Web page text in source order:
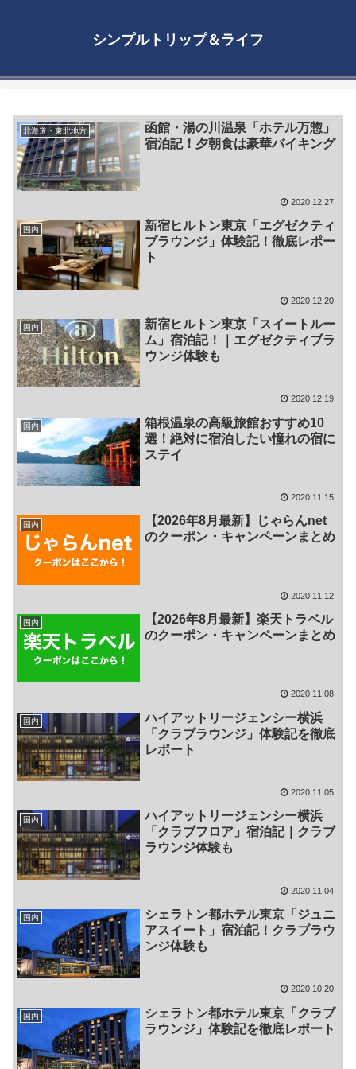
シンプルトリップ＆ライフ
北海道・東北地方
函館・湯の川温泉「ホテル万惣」
宿泊記！夕朝食は豪華バイキング
2020.12.27
国内
新宿ヒルトン東京「エグゼクティ
ブラウンジ」体験記！徹底レポー
ト
2020.12.20
国内
新宿ヒルトン東京「スイートルー
ム」宿泊記！｜エグゼクティブラ
ウンジ体験も
2020.12.19
国内
箱根温泉の高級旅館おすすめ10
選！絶対に宿泊したい憧れの宿に
ステイ
2020.11.15
国内
【2026年8月最新】じゃらんnet
のクーポン・キャンペーンまとめ
2020.11.12
国内
【2026年8月最新】楽天トラベル
のクーポン・キャンペーンまとめ
2020.11.08
国内
ハイアットリージェンシー横浜
「クラブラウンジ」体験記を徹底
レポート
2020.11.05
国内
ハイアットリージェンシー横浜
「クラブフロア」宿泊記｜クラブ
ラウンジ体験も
2020.11.04
国内
シェラトン都ホテル東京「ジュニ
アスイート」宿泊記！クラブラウ
ンジ体験も
2020.10.20
国内
シェラトン都ホテル東京「クラブ
ラウンジ」体験記を徹底レポート